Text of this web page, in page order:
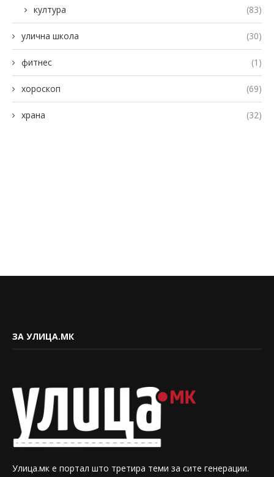
култура (83)
улична школа (30)
фитнес (1)
хороскоп (69)
храна (32)
ЗА УЛИЦА.МК
Улица.мк е портал што третира теми за сите генерации.